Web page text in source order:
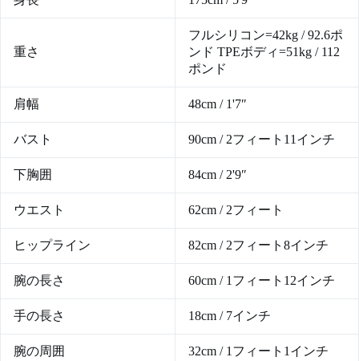
重さ
フルシリコン=42kg / 92.6ポ
ンド TPEボディ=51kg / 112
ポンド
肩幅 48cm / 1'7″
バスト 90cm / 2フィート11インチ
下胸囲 84cm / 2'9″
ウエスト 62cm / 2フィート
ヒップライン 82cm / 2フィート8インチ
腕の長さ 60cm / 1フィート12インチ
手の長さ 18cm / 7インチ
腕の周囲 32cm / 1フィート1インチ